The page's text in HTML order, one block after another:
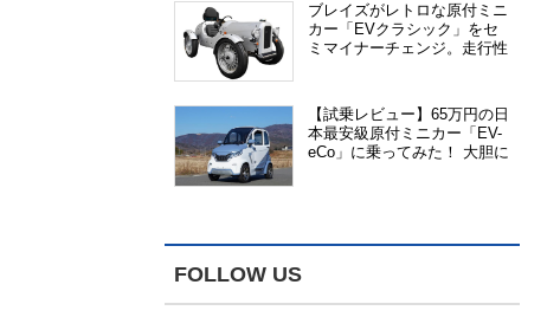
ブレイズがレトロな原付ミニ
カー「EVクラシック」をセ
ミマイナーチェンジ。走行性
【試乗レビュー】65万円の日
本最安級原付ミニカー「EV-
eCo」に乗ってみた！ 大胆に
FOLLOW US